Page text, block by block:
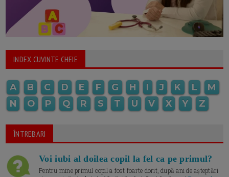
INDEX CUVINTE CHEIE
A B C D E F G H I J K L
M
N
O P Q R S T U V X Y Z
ÎNTREBARI
Voi iubi al doilea copil la fel ca pe primul?
Pentru mine primul copil a fost foarte dorit, după ani de așteptări